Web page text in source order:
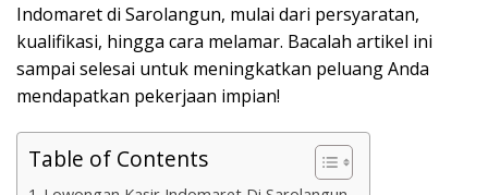
Indomaret di Sarolangun, mulai dari persyaratan,
kualifikasi, hingga cara melamar. Bacalah artikel ini
sampai selesai untuk meningkatkan peluang Anda
mendapatkan pekerjaan impian!
Table of Contents